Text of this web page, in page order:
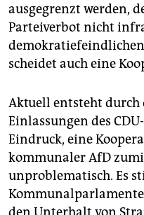
ausgegrenzt werden,
Parteiverbot nicht
scheidet auch eine
Aktuell entsteht
Einlassungen des
Eindruck, eine
kommunaler AfD
unproblematisch. Es